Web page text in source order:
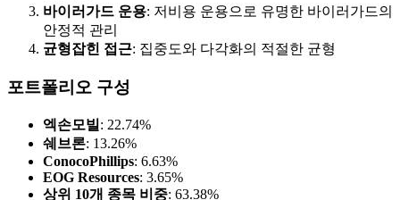
바이러가드 운용: 저비용 운용으로 유명한 바이러가드의
안정적 관리
균형잡힌 접근: 집중도와 다각화의 적절한 균형
포트폴리오 구성
엑손모빌 : 22.74%
쉐브론: 13.26%
ConocoPhillips: 6.63%
EOG Resources: 3.65%
상위 10개 종목 비중: 63.38%